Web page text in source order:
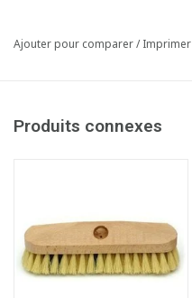
Ajouter pour comparer/Imprimer
Produits connexes